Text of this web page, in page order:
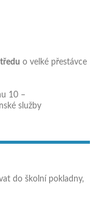
o velké přestávce
10 –
služby
do školní pokladny,